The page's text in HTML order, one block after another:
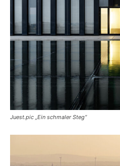
Juest.pic „Ein schmaler Steg“